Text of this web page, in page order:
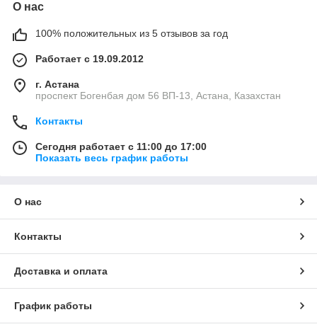
О нас
100% положительных из 5 отзывов за год
Работает с 19.09.2012
г. Астана
проспект Богенбая дом 56 ВП-13, Астана, Казахстан
Контакты
Сегодня работает с 11:00 до 17:00
Показать весь график работы
О нас
Контакты
Доставка и оплата
График работы